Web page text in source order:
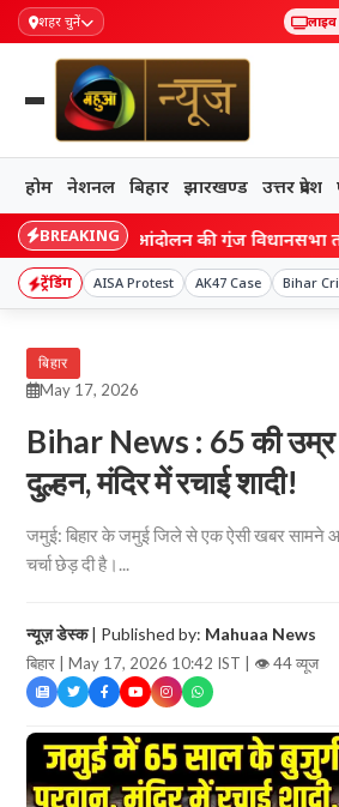
शहर चुनें लाइव
होम नेशनल बिहार झारखण्ड उत्तर प्रदेश
BREAKING
छात्र आंदोलन की गूंज विधानसभा तक
ट्रेंडिंग AISA Protest AK47 Case Bihar
बिहार
May 17, 2026
Bihar News : 65 की उम्र
दुल्हन, मंदिर में रचाई शादी!
जमुई: बिहार के जमुई जिले से एक ऐसी खबर सामने
चर्चा छेड़ दी है।...
न्यूज़ डेस्क| Published by: Mahuaa News
बिहार | May 17, 2026 10:42 IST | 👁 44 व्यूज